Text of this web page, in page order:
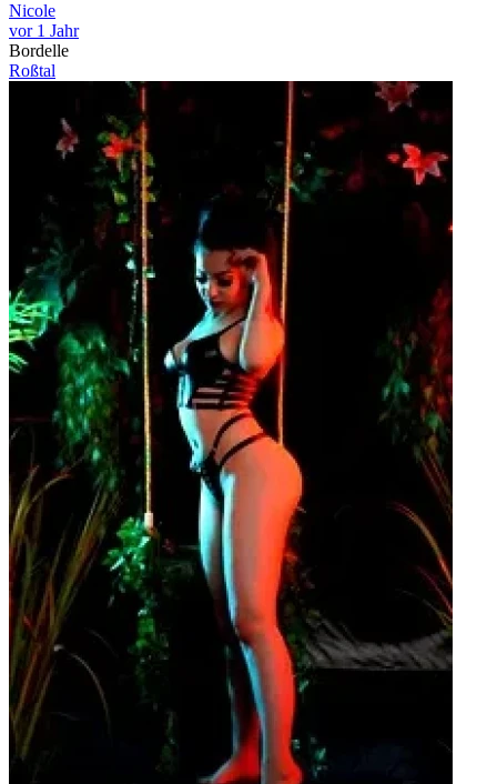
Nicole
vor 1 Jahr
Bordelle
Roßtal